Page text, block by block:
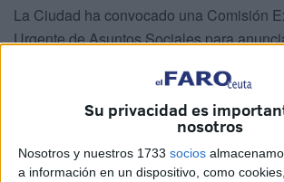
Su privacidad es
nosotros
Nosotros y nuestros 1733 socios
a información en un dispositivo, como
La Ciudad ha convocado una Comisión
Urgente de Asuntos Sociales para
lo que significa que la encomienda de las
alquiler se le va a traspasar a
cuestión con la que “confrontamos
asegurado el secretario general del